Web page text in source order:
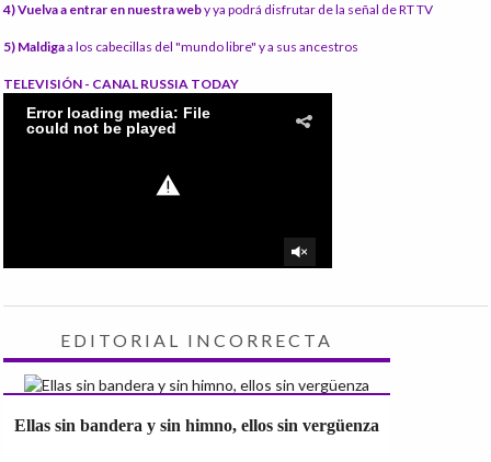
4) Vuelva a entrar en nuestra weby ya podrá disfrutar de la señal de RT TV
5) Maldigaa los cabecillas del "mundo libre" y a sus ancestros
TELEVISIÓN - CANAL RUSSIA TODAY
EDITORIAL INCORRECTA
Ellas sin bandera y sin himno, ellos sin vergüenza